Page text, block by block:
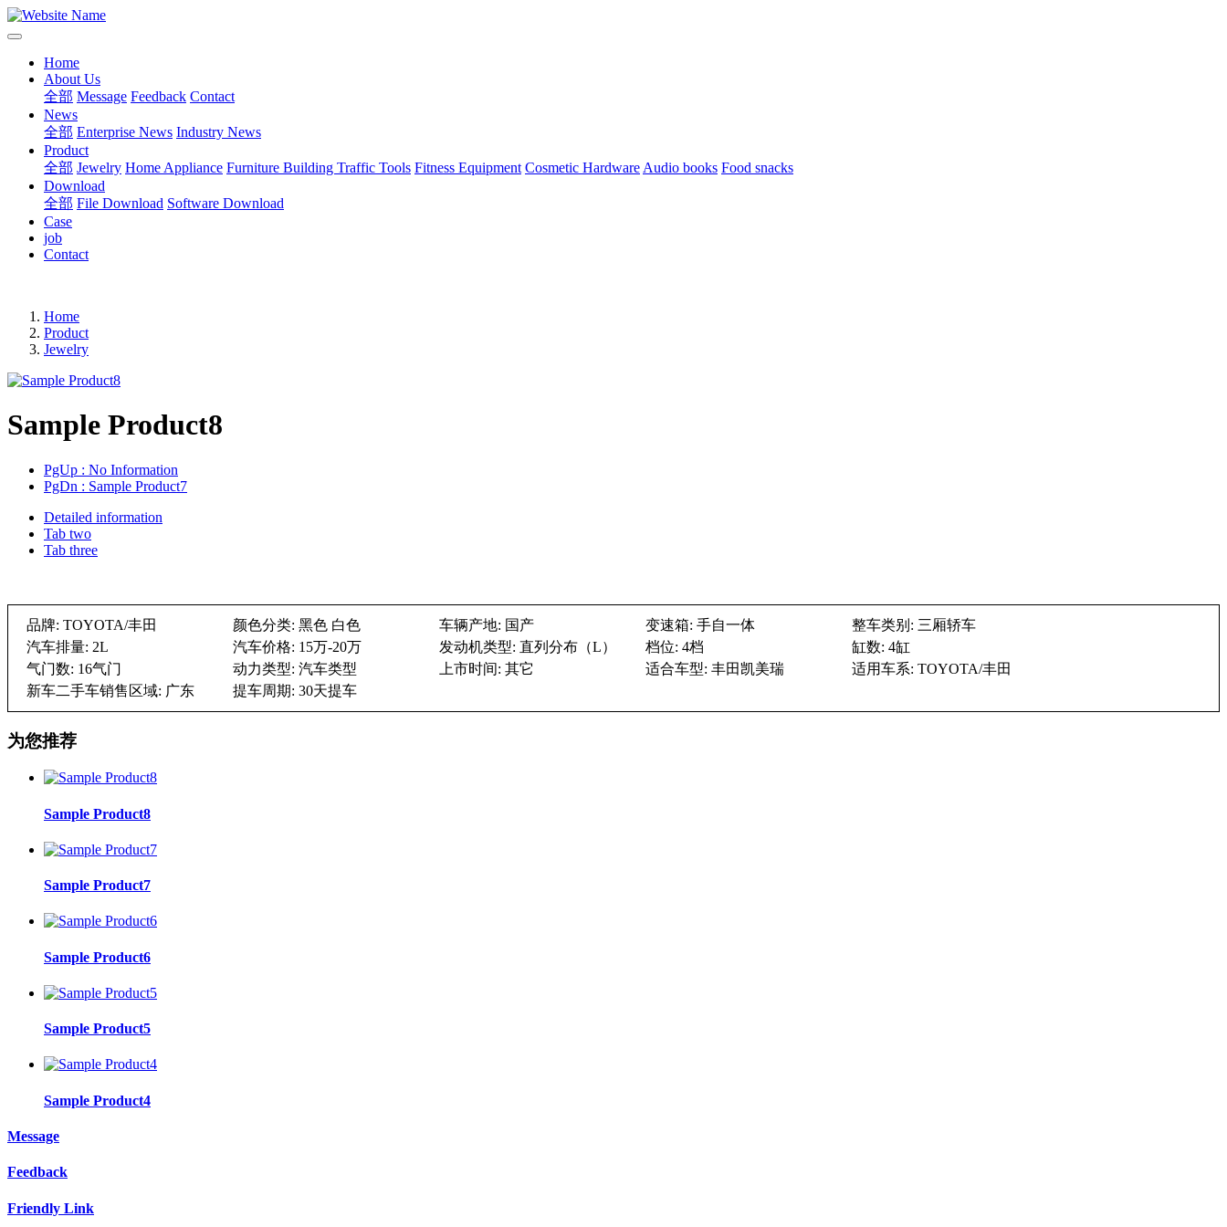
Home
About Us
全部 Message Feedback Contact
News
全部 Enterprise News Industry News
Product
全部 Jewelry Home Appliance Furniture Building Traffic Tools Fitness Equipment Cosmetic Hardware Audio books Food snacks
Download
全部 File Download Software Download
Case
job
Contact
Home
Product
Jewelry
Sample Product8
PgUp : No Information
PgDn : Sample Product7
Detailed information
Tab two
Tab three
品牌: TOYOTA/丰田 颜色分类: 黑色 白色 车辆产地: 国产 变速箱: 手自一体
整车类别: 三厢轿车
汽车排量: 2L
汽车价格: 15万-20万 发动机类型: 直列分布（L） 档位: 4档
缸数: 4缸
气门数: 16气门
动力类型: 汽车类型 上市时间: 其它 适合车型: 丰田凯美瑞
适用车系: TOYOTA/丰田
新车二手车销售区域: 广东
提车周期: 30天提车
为您推荐
Sample Product8
Sample Product7
Sample Product6
Sample Product5
Sample Product4
Message
Feedback
Friendly Link